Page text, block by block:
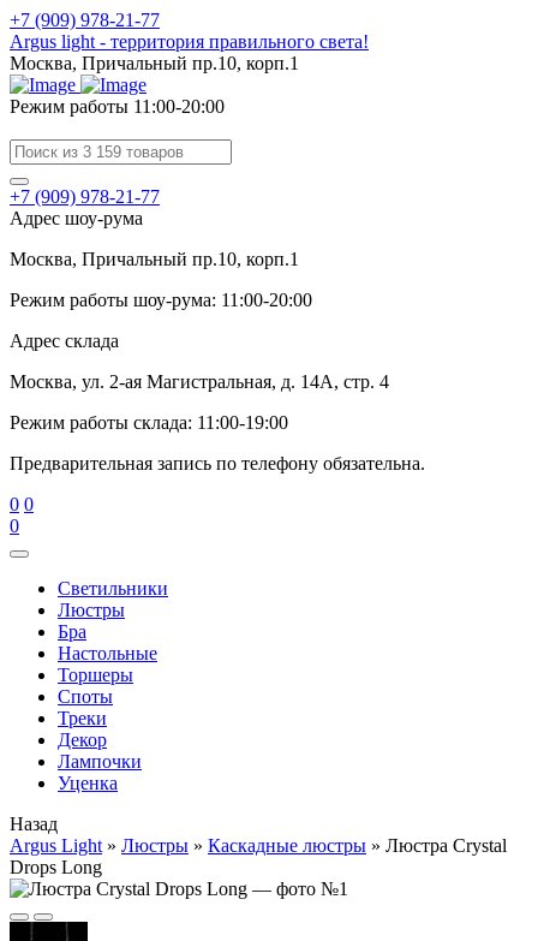
+7 (909) 978-21-77
Argus light - территория правильного света!
Москва, Причальный пр.10, корп.1
Режим работы 11:00-20:00
+7 (909) 978-21-77
Адрес шоу-рума
Москва, Причальный пр.10, корп.1
Режим работы шоу-рума: 11:00-20:00
Адрес склада
Москва, ул. 2-ая Магистральная, д. 14А, стр. 4
Режим работы склада: 11:00-19:00
Предварительная запись по телефону обязательна.
0 0
0
Cветильники
Люстры
Бра
Настольные
Торшеры
Споты
Треки
Декор
Лампочки
Уценка
Назад
Argus Light » Люстры » Каскадные люстры » Люстра Crystal
Drops Long